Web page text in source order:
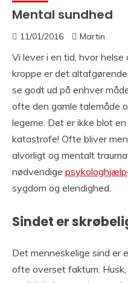
Mental sundhed
11/01/2016 Martin
Vi lever i en tid, hvor
kroppe er det
se godt ud på enhver
ofte den gamle talemåde
legeme. Det er ikke blot
katastrofe! Ofte bliver
alvorligt og mentalt
nødvendige psykologhjælp
sygdom og elendighed.
Sindet er
Det menneskelige sind er
ofte overset faktum.